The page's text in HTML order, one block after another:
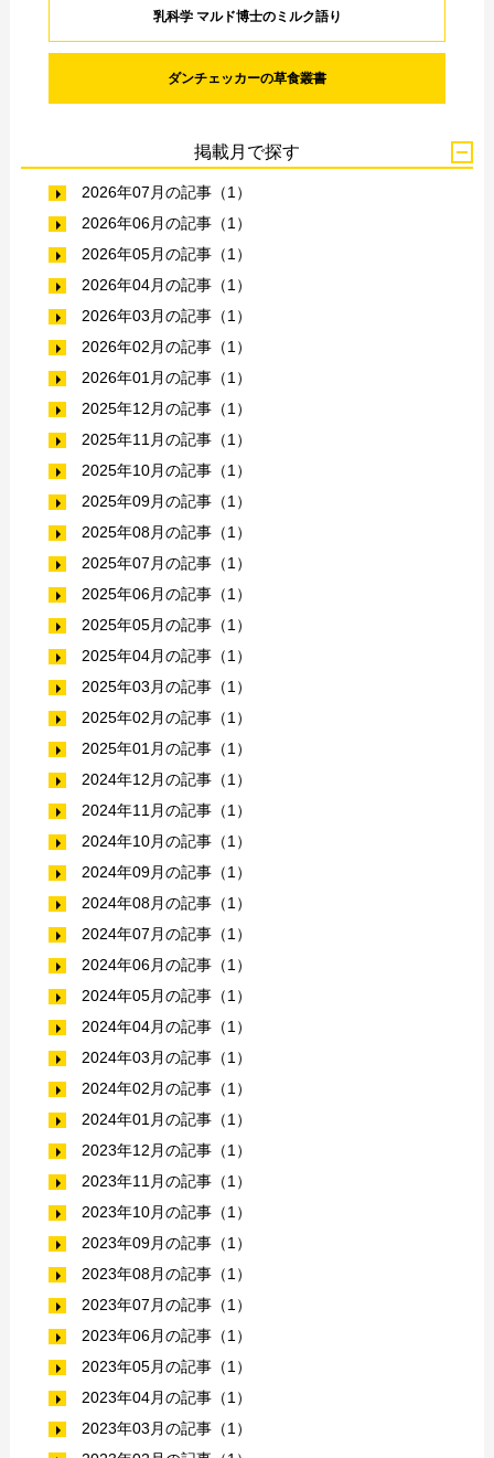
乳科学 マルド博士のミルク語り
ダンチェッカーの草食叢書
掲載月で探す
2026年07月の記事（1）
2026年06月の記事（1）
2026年05月の記事（1）
2026年04月の記事（1）
2026年03月の記事（1）
2026年02月の記事（1）
2026年01月の記事（1）
2025年12月の記事（1）
2025年11月の記事（1）
2025年10月の記事（1）
2025年09月の記事（1）
2025年08月の記事（1）
2025年07月の記事（1）
2025年06月の記事（1）
2025年05月の記事（1）
2025年04月の記事（1）
2025年03月の記事（1）
2025年02月の記事（1）
2025年01月の記事（1）
2024年12月の記事（1）
2024年11月の記事（1）
2024年10月の記事（1）
2024年09月の記事（1）
2024年08月の記事（1）
2024年07月の記事（1）
2024年06月の記事（1）
2024年05月の記事（1）
2024年04月の記事（1）
2024年03月の記事（1）
2024年02月の記事（1）
2024年01月の記事（1）
2023年12月の記事（1）
2023年11月の記事（1）
2023年10月の記事（1）
2023年09月の記事（1）
2023年08月の記事（1）
2023年07月の記事（1）
2023年06月の記事（1）
2023年05月の記事（1）
2023年04月の記事（1）
2023年03月の記事（1）